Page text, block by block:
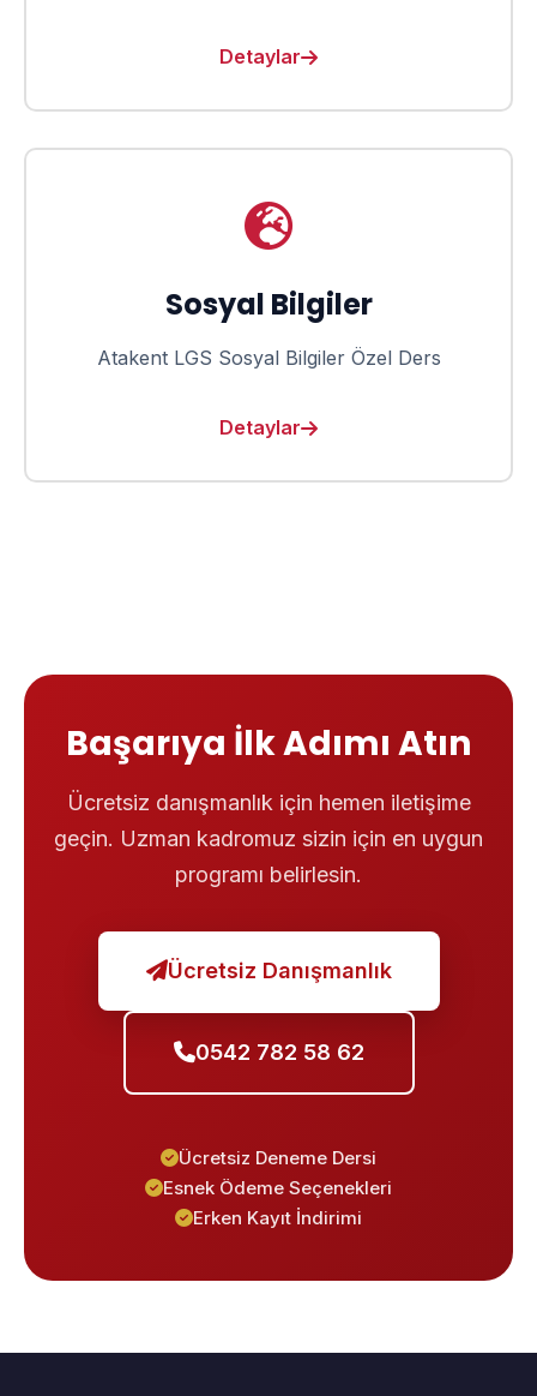
Detaylar
Sosyal Bilgiler
Atakent LGS Sosyal Bilgiler Özel Ders
Detaylar
Başarıya İlk Adımı Atın
Ücretsiz danışmanlık için hemen iletişime
geçin. Uzman kadromuz sizin için en uygun
programı belirlesin.
Ücretsiz Danışmanlık
0542 782 58 62
Ücretsiz Deneme Dersi
Esnek Ödeme Seçenekleri
Erken Kayıt İndirimi